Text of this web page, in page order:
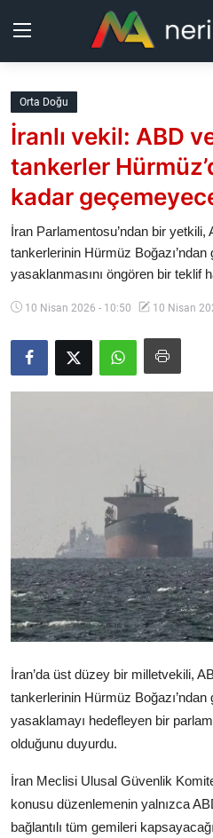
Kurdistan
Bölgeler
Yaşam
Güncel
Analiz
Galeri
Türkçe Kurdi
Orta Doğu
İranlı vekil: ABD
tankerler
kadar
İran Parlamentosu’ndan bir yetkili,
tankerlerinin Hürmüz Boğazı’ndan
yasaklanmasını öngören bir teklif
10 Nisan 2026 - 10:50 10 Nisan
İran’da üst düzey bir milletvekili,
tankerlerinin Hürmüz Boğazı’ndan
yasaklamayı hedefleyen bir
olduğunu duyurdu.
İran Meclisi Ulusal Güvenlik
konusu düzenlemenin yalnızca
bağlantılı tüm gemileri